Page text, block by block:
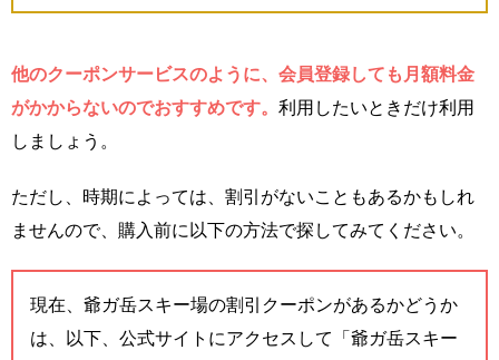
他のクーポンサービスのように、会員登録しても月額料金
がかからないのでおすすめです。 利用したいときだけ利用
しましょう。
ただし、時期によっては、割引がないこともあるかもしれ
ませんので、購入前に以下の方法で探してみてください。
現在、爺ガ岳スキー場の割引クーポンがあるかどうか
は、以下、公式サイトにアクセスして「爺ガ岳スキー